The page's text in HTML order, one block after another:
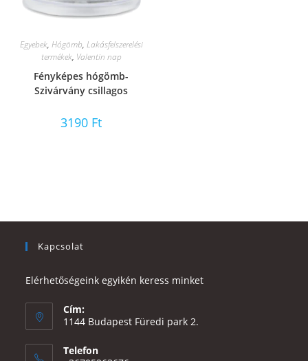
Egyebek, Hógömb, Lakásfelszerelési
termékek, Valentin nap
Fényképes hógömb-
Szivárvány csillagos
3190 Ft
Kapcsolat
Elérhetőségeink egyikén keress minket
Cím:
1144 Budapest Füredi park 2.
Telefon